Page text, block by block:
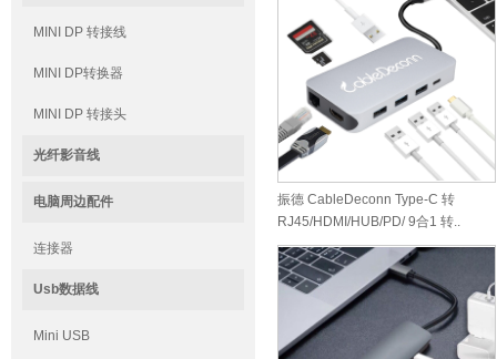
MINI DP 转接线
MINI DP转换器
MINI DP 转接头
光纤影音线
电脑周边配件
连接器
Usb数据线
Mini USB
振德 CableDeconn Type-C 转
RJ45/HDMI/HUB/PD/ 9合1 转..